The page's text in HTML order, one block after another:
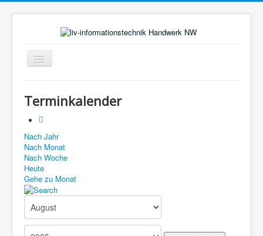
Toggle
Navigation
Aktuelles
Leistungen
Ausbildung
Fachbetriebe
Unsere Kontaktdaten
Links
Terminkalender
Nach Jahr
Nach Monat
Nach Woche
Heute
Gehe zu Monat